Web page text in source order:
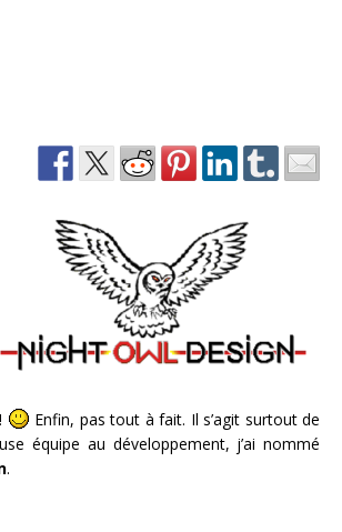
Enfin, pas tout à fait. Il s’agit surtout de
équipe au développement, j’ai nommé
.